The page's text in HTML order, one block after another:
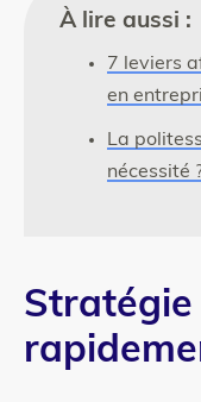
À lire aussi :
7 leviers
en
La
nécessité
Stratégie